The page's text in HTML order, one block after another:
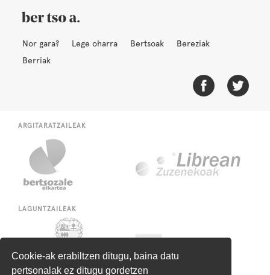
Cookie-ak erabiltzen ditugu, baina datu
pertsonalak ez ditugu gordetzen
Nor gara? Lege oharra Bertsoak
Bereziak
Berriak
ARGITARATZAILEAK
LAGUNTZAILEAK